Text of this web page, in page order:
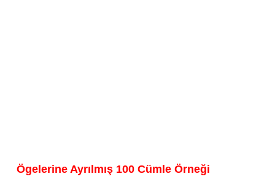
Ögelerine Ayrılmış 100 Cümle Örneği